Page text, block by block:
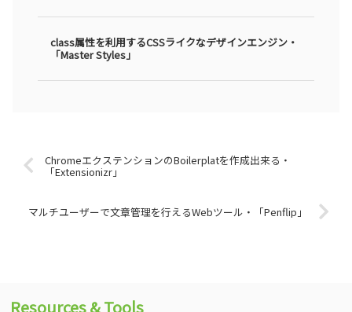
class属性を利用するCSSライクなデザインエンジン・
「Master Styles」
ChromeエクステンションのBoilerplatを作成出来る・
「Extensionizr」
マルチユーザーで文章管理を行えるWebツール・「Penflip」
Resources & Tools